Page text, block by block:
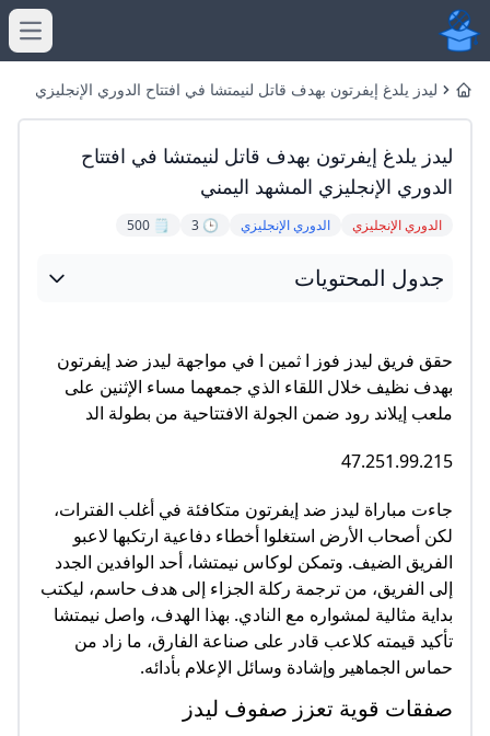
Homeليدز يلدغ إيفرتون بهدف قاتل لنيمتشا في افتتاح الدوري الإنجليزي
ليدز يلدغ إيفرتون بهدف قاتل لنيمتشا في افتتاح
الدوري الإنجليزي المشهد اليمني
الدوري الإنجليزي الدوري الإنجليزي 🕒 3
🗒️ 500
جدول المحتويات
حقق فريق ليدز فوز ا ثمين ا في مواجهة ليدز ضد إيفرتون
بهدف نظيف خلال اللقاء الذي جمعهما مساء الإثنين على
ملعب إيلاند رود ضمن الجولة الافتتاحية من بطولة الد
47.251.99.215
جاءت مباراة ليدز ضد إيفرتون متكافئة في أغلب الفترات،
لكن أصحاب الأرض استغلوا أخطاء دفاعية ارتكبها لاعبو
الفريق الضيف. وتمكن لوكاس نيمتشا، أحد الوافدين الجدد
إلى الفريق، من ترجمة ركلة الجزاء إلى هدف حاسم، ليكتب
بداية مثالية لمشواره مع النادي. بهذا الهدف، واصل نيمتشا
تأكيد قيمته كلاعب قادر على صناعة الفارق، ما زاد من
حماس الجماهير وإشادة وسائل الإعلام بأدائه.
صفقات قوية تعزز صفوف ليدز